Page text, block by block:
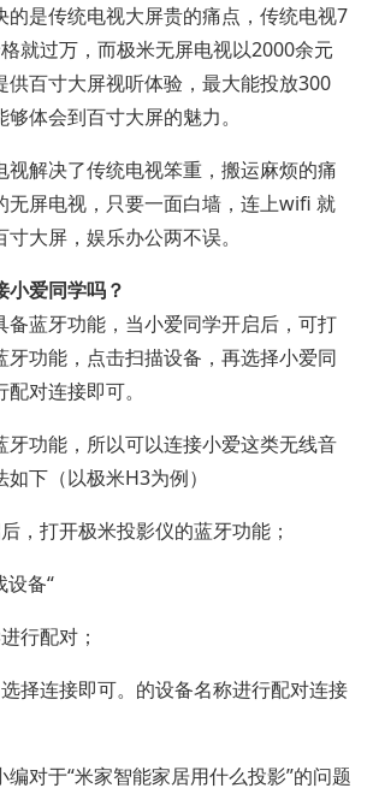
的是传统电视大屏贵的痛点，传统电视7
就过万，而极米无屏电视以2000余元
供百寸大屏视听体验，最大能投放300
体会到百寸大屏的魅力。
视解决了传统电视笨重，搬运麻烦的痛
无屏电视，只要一面白墙，连上wifi 就
大屏，娱乐办公两不误。
小爱同学吗？
备蓝牙功能，当小爱同学开启后，可打
牙功能，点击扫描设备，再选择小爱同
对连接即可。
牙功能，所以可以连接小爱这类无线音
下（以极米H3为例）
，打开极米投影仪的蓝牙功能；
设备“
行配对；
择连接即可。的设备名称进行配对连接
对于“米家智能家居用什么投影”的问题